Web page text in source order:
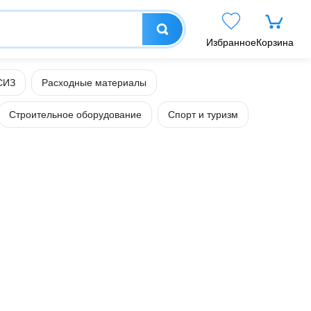
ИзбранноеКорзина
Расходные материалы
Строительное оборудование Спорт и туризм